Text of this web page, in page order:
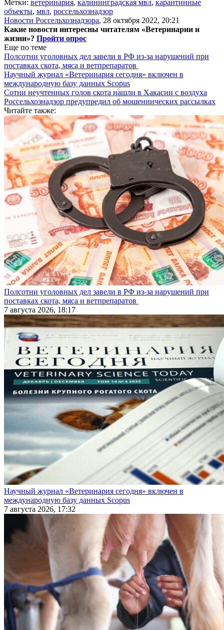
Метки: ветеринария, калининградская мвл, карантинные
объекты, мвл, россельхознадзор
Новости Россельхознадзора, 28 октября 2022, 20:21
Какие новости интересны читателям «Ветеринарии и
жизни»? Пройти опрос
Еще по теме
Полсотни уголовных дел завели в РФ из-за нарушений при
поставках скота, мяса и ветпрепаратов
Научный журнал «Ветеринария сегодня» включен в
международную базу данных Scopus
Сотни неучтенных голов скота нашли в Хакасии с воздуха
Россельхознадзор предупредил об мошеннических рассылках
Читайте также:
Полсотни уголовных дел завели в РФ из-за нарушений при
поставках скота, мяса и ветпрепаратов
7 августа 2026, 18:17
Научный журнал «Ветеринария сегодня» включен в
международную базу данных Scopus
7 августа 2026, 17:32